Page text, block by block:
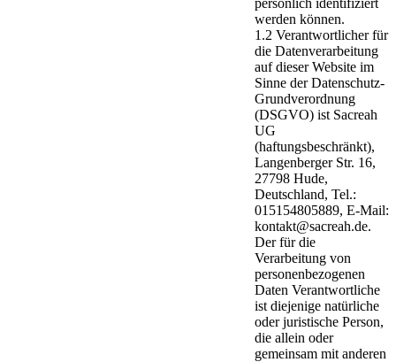
werden können.
1.2 Verantwortlicher für
die Datenverarbeitung
auf dieser Website im
Sinne der Datenschutz-
Grundverordnung
(DSGVO) ist Sacreah
UG
(haftungsbeschränkt),
Langenberger Str. 16,
27798 Hude,
Deutschland, Tel.:
015154805889, E-Mail:
kontakt@sacreah.de.
Der für die
Verarbeitung von
personenbezogenen
Daten Verantwortliche
ist diejenige natürliche
oder juristische Person,
die allein oder
gemeinsam mit anderen